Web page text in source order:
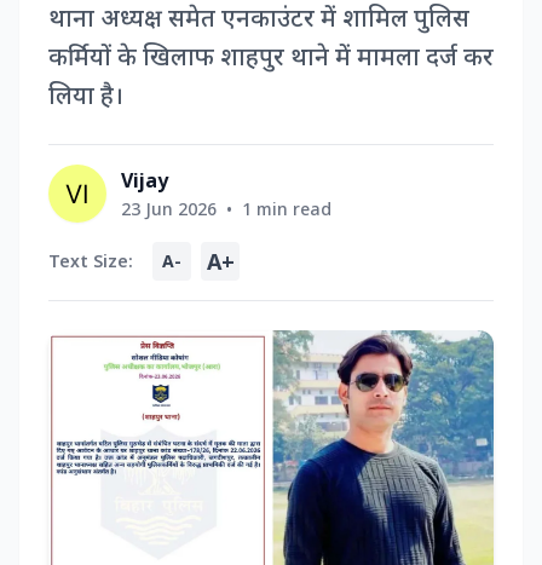
थाना अध्यक्ष समेत एनकाउंटर में शामिल पुलिस
कर्मियों के खिलाफ शाहपुर थाने में मामला दर्ज कर
लिया है।
Vijay
23 Jun 2026 • 1 min read
Text Size: A- A+